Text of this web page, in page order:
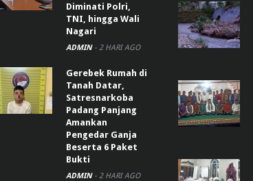
Diminati Polri,
TNI, hingga Wali
Nagari
ADMIN - 2 HARI AGO
Gerebek Rumah di
Tanah Datar,
Satresnarkoba
Padang Panjang
Amankan
Pengedar Ganja
Beserta 6 Paket
Bukti
ADMIN - 2 HARI AGO